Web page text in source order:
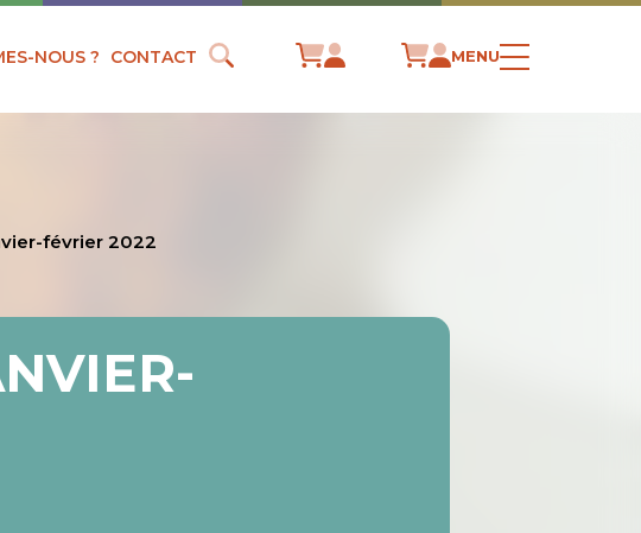
NOUS ? CONTACT MENU
février 2022